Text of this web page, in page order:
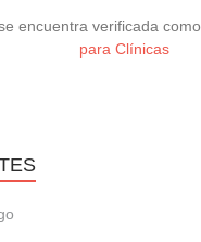
encuentra verificada como
para Clínicas